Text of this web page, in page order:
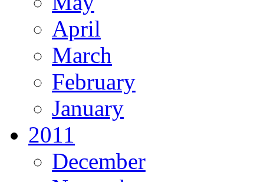
April
March
February
January
2011
December